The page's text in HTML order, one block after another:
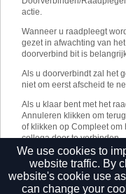
actie.
Wanneer u raadpleegt
gezet in afwachting van
doorverbind bit is
Als u doorverbindt zal het
niet om eerst afscheid te
Als u klaar bent met het
Annuleren klikken om
of klikken op Compleet
collega door te verbinden.
U kunt ook gesprekken
We use cookies to
website traffic. By
website's cookie use
can change your